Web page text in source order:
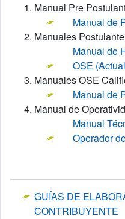
Manual Pre
Manual de
Manuales
Manual de
OSE
Manuales OSE
Manual de
Manual de
Manual
Operador
GUÍAS DE
CONTRIBUYENTE